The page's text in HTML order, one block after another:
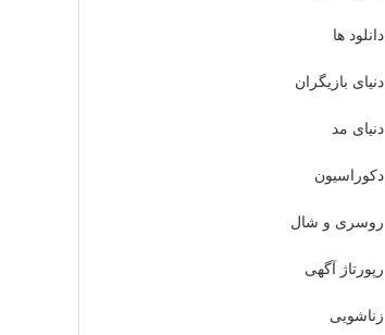
دانلود ها
دنیای بازیگران
دنیای مد
دکوراسیون
روسری و شال
رپورتاژ آگهی
زناشویی